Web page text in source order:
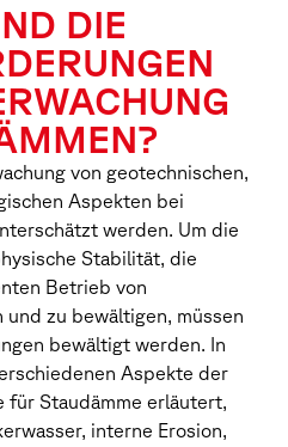
DIE
von geotechnischen,
Aspekten bei
werden. Um die
Stabilität, die
Betrieb von
zu bewältigen, müssen
bewältigt werden. In
Aspekte der
für Staudämme erläutert,
interne Erosion,